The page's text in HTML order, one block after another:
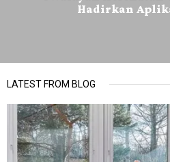
Hadirkan
LATEST FROM BLOG